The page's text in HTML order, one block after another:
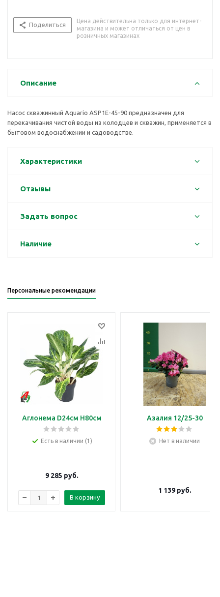
Поделиться
Цена действительна только для интернет-
магазина и может отличаться от цен в
розничных магазинах
Описание
Насос скважинный Aquario ASP1E-45-90 предназначен для
перекачивания чистой воды из колодцев и скважин, применяется в
бытовом водоснабжении и садоводстве.
Характеристики
Отзывы
Задать вопрос
Наличие
Персональные рекомендации
Аглонема D24см H80см
Есть в наличии (1)
9 285 руб.
В корзину
Азалия 12/25-30
Нет в наличии
1 139руб.